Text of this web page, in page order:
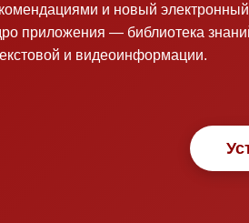
и новый электронный
приложения — библиотека
и видеоинформации.